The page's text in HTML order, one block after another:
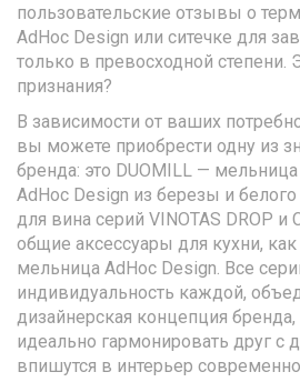
пользовательские отзывы о
AdHoc Design или ситечке для
только в превосходной степени.
признания?
В зависимости от ваших
вы можете приобрести одну из
бренда: это DUOMILL —
AdHoc Design из березы и
для вина серий VINOTAS DROP и
общие аксессуары для кухни, как
мельница AdHoc Design. Все
индивидуальность каждой,
дизайнерская концепция
идеально гармонировать друг с
впишутся в интерьер